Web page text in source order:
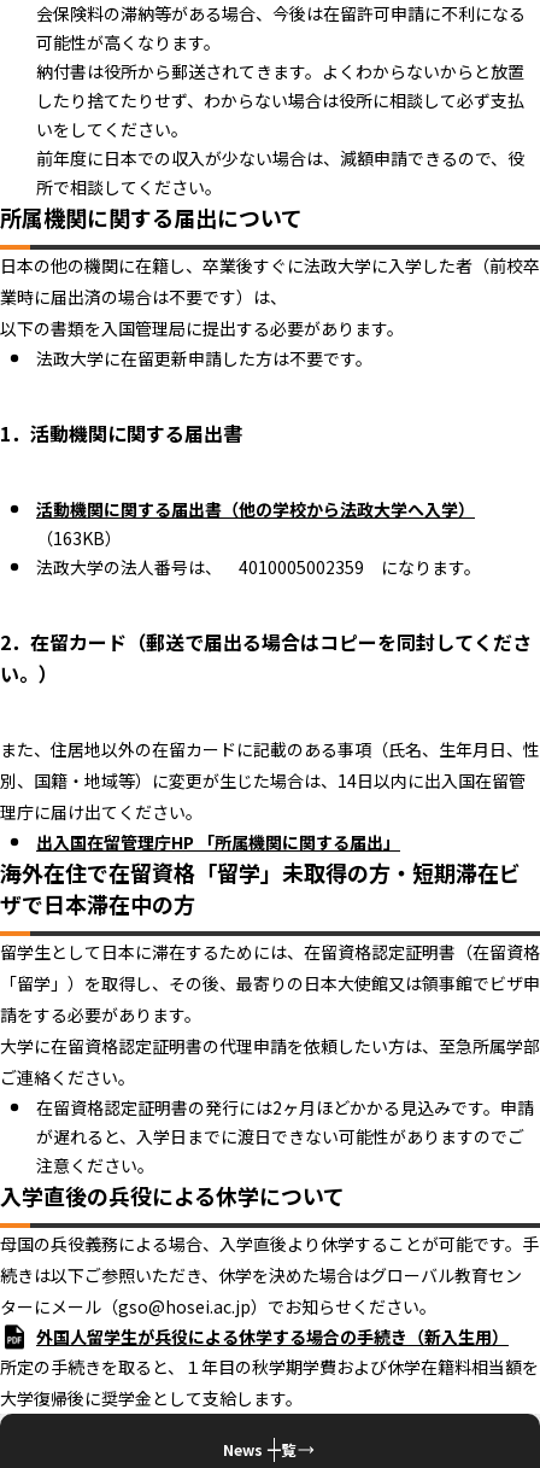
会保険料の滞納等がある場合、今後は在留許可申請に不利になる
可能性が高くなります。
納付書は役所から郵送されてきます。よくわからないからと放置
したり捨てたりせず、わからない場合は役所に相談して必ず支払
いをしてください。
前年度に日本での収入が少ない場合は、減額申請できるので、役
所で相談してください。
所属機関に関する届出について
日本の他の機関に在籍し、卒業後すぐに法政大学に入学した者（前校卒
業時に届出済の場合は不要です）は、
以下の書類を入国管理局に提出する必要があります。
法政大学に在留更新申請した方は不要です。
1．活動機関に関する届出書
活動機関に関する届出書（他の学校から法政大学へ入学）
（163KB）
法政大学の法人番号は、 4010005002359 になります。
2．在留カード（郵送で届出る場合はコピーを同封してくださ
い。）
また、住居地以外の在留カードに記載のある事項（氏名、生年月日、性
別、国籍・地域等）に変更が生じた場合は、14日以内に出入国在留管
理庁に届け出てください。
出入国在留管理庁HP 「所属機関に関する届出」
海外在住で在留資格「留学」未取得の方・短期滞在ビ
ザで日本滞在中の方
留学生として日本に滞在するためには、在留資格認定証明書（在留資格
「留学」）を取得し、その後、最寄りの日本大使館又は領事館でビザ申
請をする必要があります。
大学に在留資格認定証明書の代理申請を依頼したい方は、至急所属学部
ご連絡ください。
在留資格認定証明書の発行には2ヶ月ほどかかる見込みです。申請
が遅れると、入学日までに渡日できない可能性がありますのでご
注意ください。
入学直後の兵役による休学について
母国の兵役義務による場合、入学直後より休学することが可能です。手
続きは以下ご参照いただき、休学を決めた場合はグローバル教育セン
ターにメール（gso@hosei.ac.jp）でお知らせください。
外国人留学生が兵役による休学する場合の手続き（新入生用）
所定の手続きを取ると、１年目の秋学期学費および休学在籍料相当額を
大学復帰後に奨学金として支給します。
News 一覧